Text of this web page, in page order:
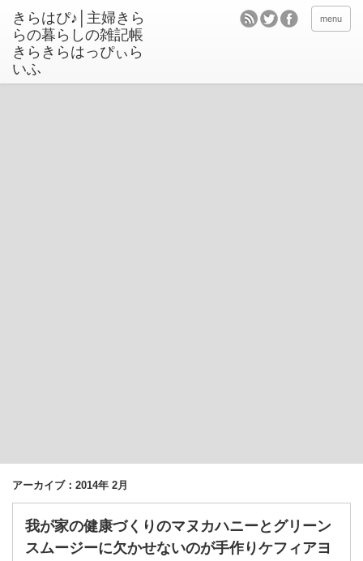
きらはぴ♪│主婦きら
らの暮らしの雑記帳
きらきらはっぴぃら
いふ
menu
アーカイブ：2014年 2月
我が家の健康づくりのマヌカハニーとグリーン
スムージーに欠かせないのが手作りケフィアヨ